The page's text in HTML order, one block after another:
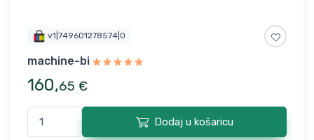
v1|749601278574|0
machine-bi
160,65 €
Dodaj u košaricu